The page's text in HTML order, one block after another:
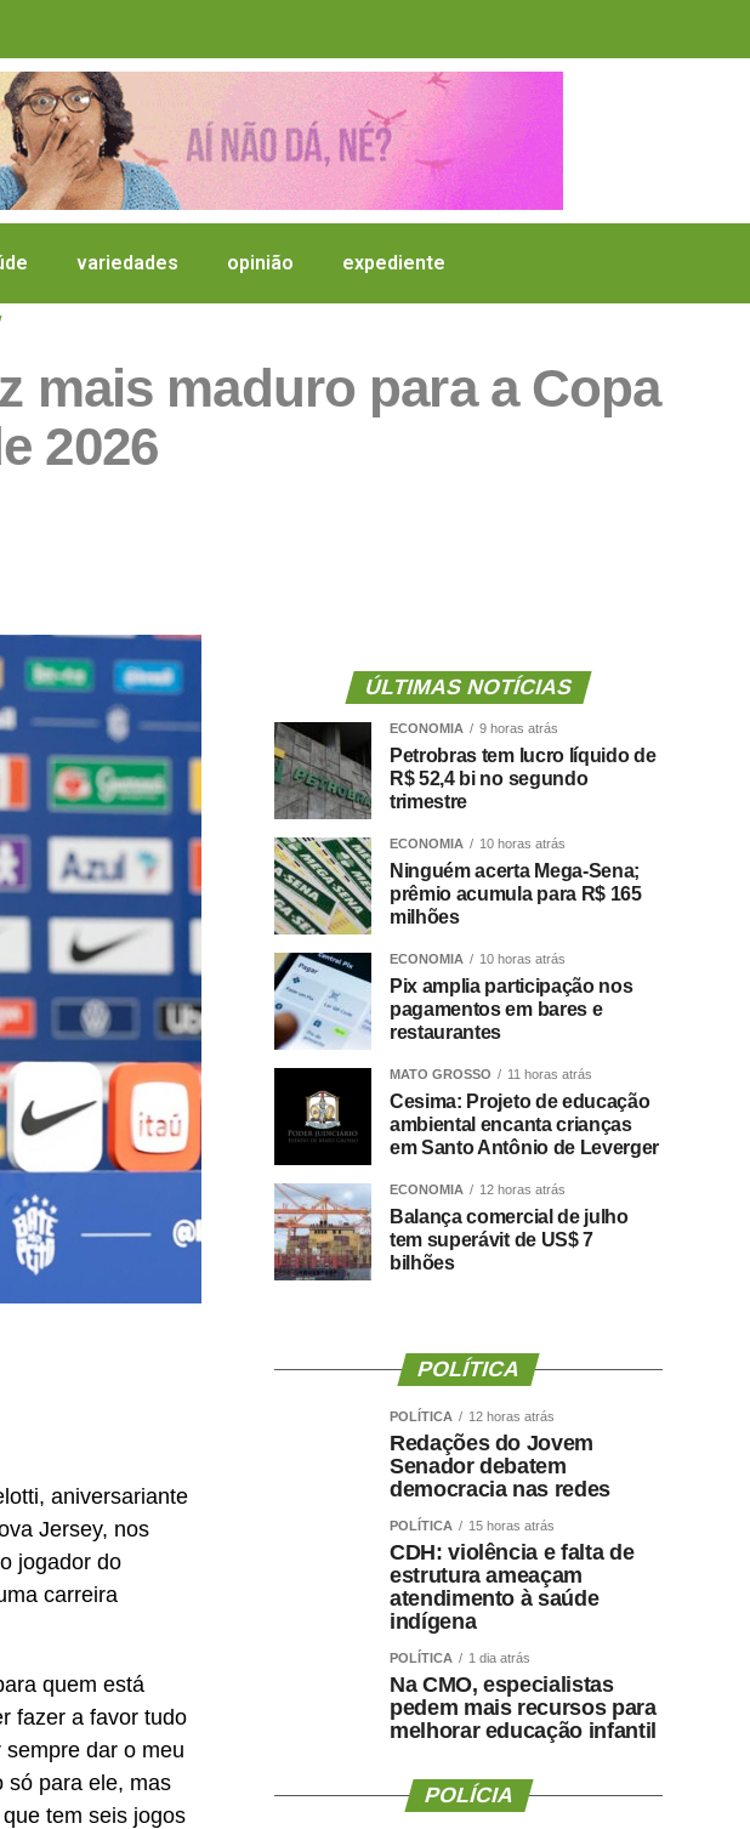
variedades opinião expediente
mais maduro para a Copa
2026
aniversariante
Jersey, nos
jogador do
carreira
quem está
fazer a favor tudo
dar o meu
só para ele, mas
tem seis jogos
ÚLTIMAS NOTÍCIAS
ECONOMIA 9 horas atrás
Petrobras tem lucro líquido de
R$ 52,4 bi no segundo
trimestre
ECONOMIA 10 horas atrás
Ninguém acerta Mega-Sena;
prêmio acumula para R$ 165
milhões
ECONOMIA 10 horas atrás
Pix amplia participação nos
pagamentos em bares e
restaurantes
MATO GROSSO 11 horas atrás
Cesima: Projeto de educação
ambiental encanta crianças
em Santo Antônio de Leverger
ECONOMIA 12 horas atrás
Balança comercial de julho
tem superávit de US$ 7
bilhões
POLÍTICA
POLÍTICA 12 horas atrás
Redações do Jovem
Senador debatem
democracia nas redes
POLÍTICA 15 horas atrás
CDH: violência e falta de
estrutura ameaçam
atendimento à saúde
indígena
POLÍTICA 1 dia atrás
Na CMO, especialistas
pedem mais recursos para
melhorar educação infantil
POLÍCIA